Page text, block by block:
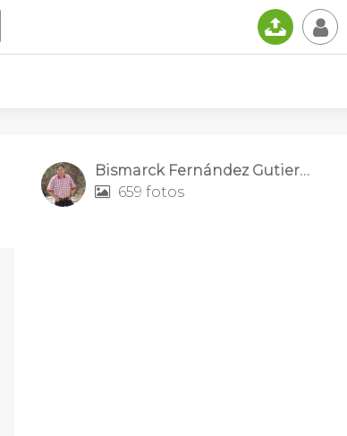
📤 👤
Bismarck Fernández Gutierrez
 659 fotos